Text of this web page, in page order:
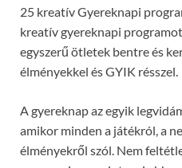
25 kreatív Gyereknapi
kreatív gyereknapi
egyszerű ötletek bentre és
élményekkel és GYIK résszel.
A gyereknap az egyik
amikor minden a játékról, a
élményekről szól. Nem